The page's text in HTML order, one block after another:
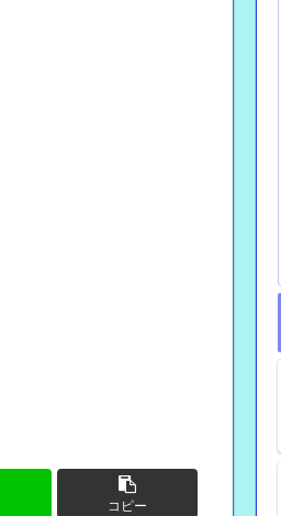
コピー